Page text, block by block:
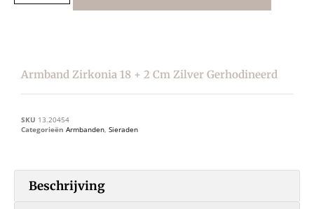
Armband Zirkonia 18 + 2 Cm Zilver Gerhodineerd
SKU 13.20454
Categorieën Armbanden, Sieraden
Beschrijving